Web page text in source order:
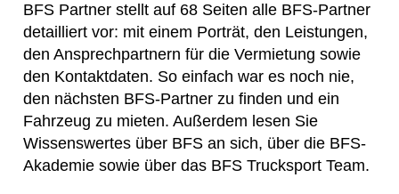
BFS Partner stellt auf 68 Seiten alle BFS-Partner
detailliert vor: mit einem Porträt, den Leistungen,
den Ansprechpartnern für die Vermietung sowie
den Kontaktdaten. So einfach war es noch nie,
den nächsten BFS-Partner zu finden und ein
Fahrzeug zu mieten. Außerdem lesen Sie
Wissenswertes über BFS an sich, über die BFS-
Akademie sowie über das BFS Trucksport Team.